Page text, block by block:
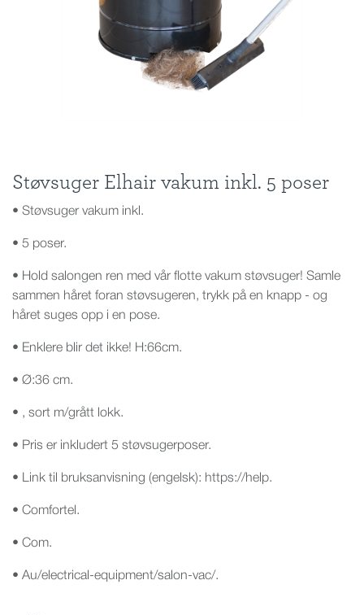
Støvsuger Elhair vakum inkl. 5 poser
• Støvsuger vakum inkl.
• 5 poser.
• Hold salongen ren med vår flotte vakum støvsuger! Samle
sammen håret foran støvsugeren, trykk på en knapp - og
håret suges opp i en pose.
• Enklere blir det ikke! H:66cm.
• Ø:36 cm.
• , sort m/grått lokk.
• Pris er inkludert 5 støvsugerposer.
• Link til bruksanvisning (engelsk): https://help.
• Comfortel.
• Com.
• Au/electrical-equipment/salon-vac/.